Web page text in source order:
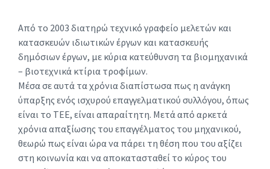
Από το 2003 διατηρώ τεχνικό γραφείο μελετών και
κατασκευών ιδιωτικών έργων και κατασκευής
δημόσιων έργων, με κύρια κατεύθυνση τα βιομηχανικά
– βιοτεχνικά κτίρια τροφίμων.
Μέσα σε αυτά τα χρόνια διαπίστωσα πως η ανάγκη
ύπαρξης ενός ισχυρού επαγγελματικού συλλόγου, όπως
είναι το ΤΕΕ, είναι απαραίτητη. Μετά από αρκετά
χρόνια απαξίωσης του επαγγέλματος του μηχανικού,
θεωρώ πως είναι ώρα να πάρει τη θέση που του αξίζει
στη κοινωνία και να αποκατασταθεί το κύρος του